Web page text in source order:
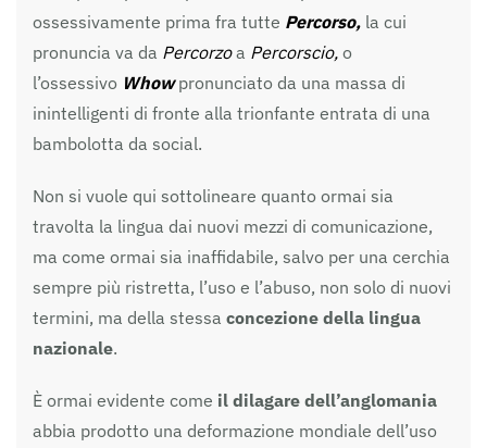
ossessivamente prima fra tutte Percorso, la cui
pronuncia va da Percorzoa Percorscio, o
l’ossessivo Whowpronunciato da una massa di
inintelligenti di fronte alla trionfante entrata di una
bambolotta da social.
Non si vuole qui sottolineare quanto ormai sia
travolta la lingua dai nuovi mezzi di comunicazione,
ma come ormai sia inaffidabile, salvo per una cerchia
sempre più ristretta, l’uso e l’abuso, non solo di nuovi
termini, ma della stessa concezione della lingua
nazionale.
È ormai evidente come il dilagare dell’anglomania
abbia prodotto una deformazione mondiale dell’uso